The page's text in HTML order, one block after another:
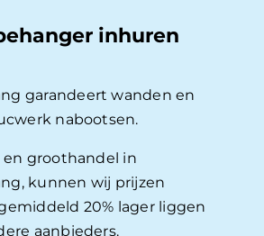
inhuren
garandeert wanden en
nabootsen.
groothandel in
kunnen wij prijzen
20% lager liggen
aanbieders.